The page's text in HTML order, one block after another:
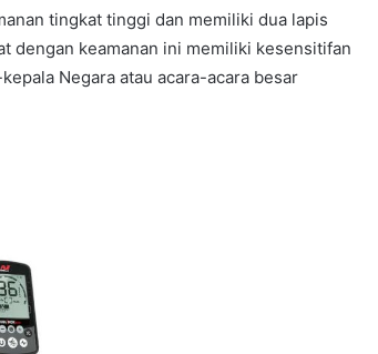
tingkat tinggi dan memiliki dua lapis
dengan keamanan ini memiliki kesensitifan
Negara atau acara-acara besar